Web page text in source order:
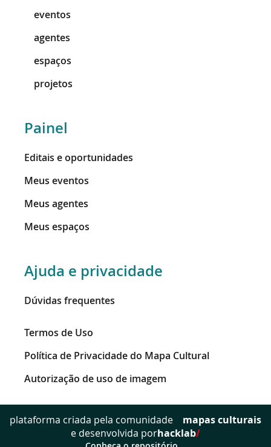
eventos
agentes
espaços
projetos
Painel
Editais e oportunidades
Meus eventos
Meus agentes
Meus espaços
Ajuda e privacidade
Dúvidas frequentes
Termos de Uso
Política de Privacidade do Mapa Cultural
Autorização de uso de imagem
plataforma criada pela comunidade
mapas culturais
e desenvolvida porhacklab/